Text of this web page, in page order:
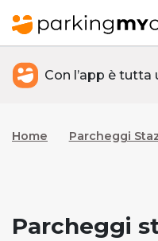
Con l’app è tutta
Home Parcheggi
Parcheggi